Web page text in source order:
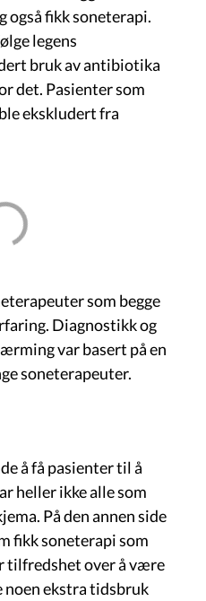
fikk soneterapi.
legens
bruk av antibiotika
det. Pasienter som
ekskludert fra
som begge
Diagnostikk og
var basert på en
soneterapeuter.
å få pasienter til å
heller ikke alle som
På den annen side
fikk soneterapi som
tilfredshet over å være
noen ekstra tidsbruk